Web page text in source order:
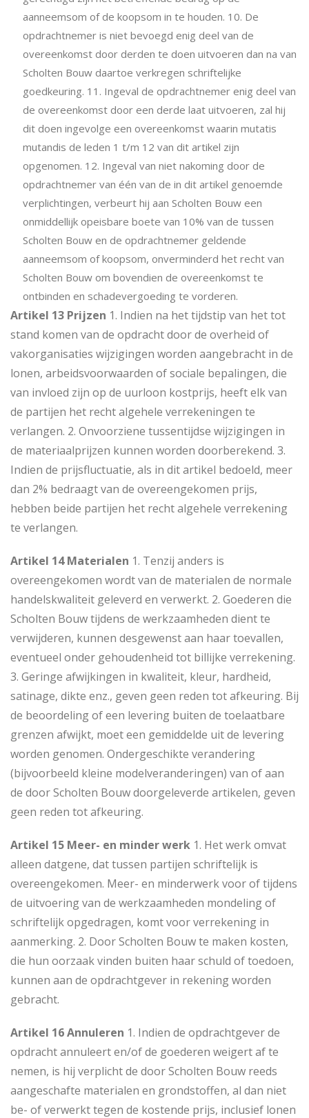
aanneemsom of de koopsom in te houden. 10. De
opdrachtnemer is niet bevoegd enig deel van de
overeenkomst door derden te doen uitvoeren dan na van
Scholten Bouw daartoe verkregen schriftelijke
goedkeuring. 11. Ingeval de opdrachtnemer enig deel van
de overeenkomst door een derde laat uitvoeren, zal hij
dit doen ingevolge een overeenkomst waarin mutatis
mutandis de leden 1 t/m 12 van dit artikel zijn
opgenomen. 12. Ingeval van niet nakoming door de
opdrachtnemer van één van de in dit artikel genoemde
verplichtingen, verbeurt hij aan Scholten Bouw een
onmiddellijk opeisbare boete van 10% van de tussen
Scholten Bouw en de opdrachtnemer geldende
aanneemsom of koopsom, onverminderd het recht van
Scholten Bouw om bovendien de overeenkomst te
ontbinden en schadevergoeding te vorderen.
Artikel 13 Prijzen 1. Indien na het tijdstip van het tot
stand komen van de opdracht door de overheid of
vakorganisaties wijzigingen worden aangebracht in de
lonen, arbeidsvoorwaarden of sociale bepalingen, die
van invloed zijn op de uurloon kostprijs, heeft elk van
de partijen het recht algehele verrekeningen te
verlangen. 2. Onvoorziene tussentijdse wijzigingen in
de materiaalprijzen kunnen worden doorberekend. 3.
Indien de prijsfluctuatie, als in dit artikel bedoeld, meer
dan 2% bedraagt van de overeengekomen prijs,
hebben beide partijen het recht algehele verrekening
te verlangen.
Artikel 14 Materialen 1. Tenzij anders is
overeengekomen wordt van de materialen de normale
handelskwaliteit geleverd en verwerkt. 2. Goederen die
Scholten Bouw tijdens de werkzaamheden dient te
verwijderen, kunnen desgewenst aan haar toevallen,
eventueel onder gehoudenheid tot billijke verrekening.
3. Geringe afwijkingen in kwaliteit, kleur, hardheid,
satinage, dikte enz., geven geen reden tot afkeuring. Bij
de beoordeling of een levering buiten de toelaatbare
grenzen afwijkt, moet een gemiddelde uit de levering
worden genomen. Ondergeschikte verandering
(bijvoorbeeld kleine modelveranderingen) van of aan
de door Scholten Bouw doorgeleverde artikelen, geven
geen reden tot afkeuring.
Artikel 15 Meer- en minder werk 1. Het werk omvat
alleen datgene, dat tussen partijen schriftelijk is
overeengekomen. Meer- en minderwerk voor of tijdens
de uitvoering van de werkzaamheden mondeling of
schriftelijk opgedragen, komt voor verrekening in
aanmerking. 2. Door Scholten Bouw te maken kosten,
die hun oorzaak vinden buiten haar schuld of toedoen,
kunnen aan de opdrachtgever in rekening worden
gebracht.
Artikel 16 Annuleren 1. Indien de opdrachtgever de
opdracht annuleert en/of de goederen weigert af te
nemen, is hij verplicht de door Scholten Bouw reeds
aangeschafte materialen en grondstoffen, al dan niet
be- of verwerkt tegen de kostende prijs, inclusief lonen